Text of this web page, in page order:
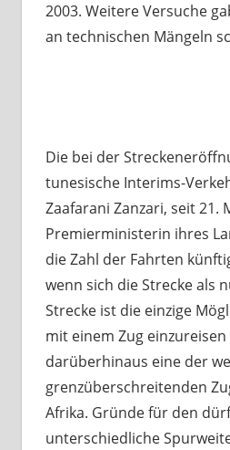
2003. Weitere Versuche
an technischen Mängeln
Die bei der
tunesische Interims-
Zaafarani Zanzari, seit 21.
Premierministerin ihres
die Zahl der Fahrten
wenn sich die Strecke als
Strecke ist die einzige
mit einem Zug
darüberhinaus eine der
grenzüberschreitenden
Afrika. Gründe für den
unterschiedliche